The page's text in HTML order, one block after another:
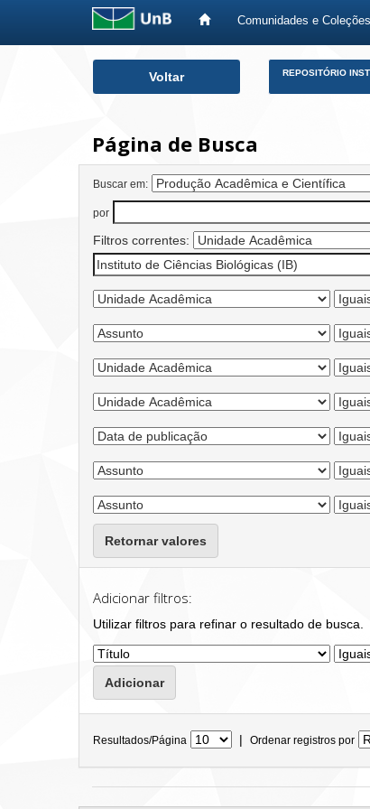
Comunidades e Coleções
Voltar REPOSITÓRIO
Página de Busca
Buscar em:
por
Filtros correntes:
Retornar valores
Adicionar filtros:
Utilizar filtros para refinar o resultado de busca.
Resultados/Página | Ordenar registros por